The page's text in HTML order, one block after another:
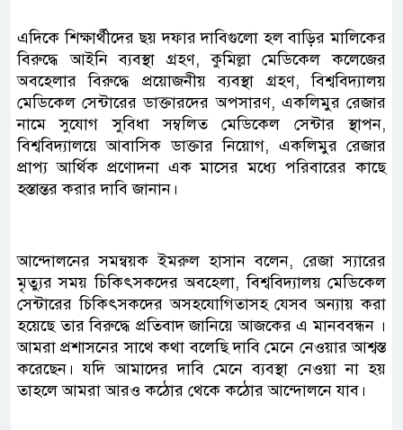
এদিকে শিক্ষার্থীদের ছয় দফার দাবিগুলো হল বাড়ির মালিকের
বিরুদ্ধে আইনি ব্যবস্থা গ্রহণ, কুমিল্লা মেডিকেল কলেজের
অবহেলার বিরুদ্ধে প্রয়োজনীয় ব্যবস্থা গ্রহণ, বিশ্ববিদ্যালয়
মেডিকেল সেন্টারের ডাক্তারদের অপসারণ, একলিমুর রেজার
নামে সুযোগ সুবিধা সম্বলিত মেডিকেল সেন্টার স্থাপন,
বিশ্ববিদ্যালয়ে আবাসিক ডাক্তার নিয়োগ, একলিমুর রেজার
প্রাপ্য আর্থিক প্রণোদনা এক মাসের মধ্যে পরিবারের কাছে
হস্তান্তর করার দাবি জানান।
আন্দোলনের সমন্বয়ক ইমরুল হাসান বলেন, রেজা স্যারের
মৃত্যুর সময় চিকিৎসকদের অবহেলা, বিশ্ববিদ্যালয় মেডিকেল
সেন্টারের চিকিৎসকদের অসহযোগিতাসহ যেসব অন্যায় করা
হয়েছে তার বিরুদ্ধে প্রতিবাদ জানিয়ে আজকের এ মানববন্ধন ।
আমরা প্রশাসনের সাথে কথা বলেছি দাবি মেনে নেওয়ার আশ্বস্ত
করেছেন। যদি আমাদের দাবি মেনে ব্যবস্থা নেওয়া না হয়
তাহলে আমরা আরও কঠোর থেকে কঠোর আন্দোলনে যাব।